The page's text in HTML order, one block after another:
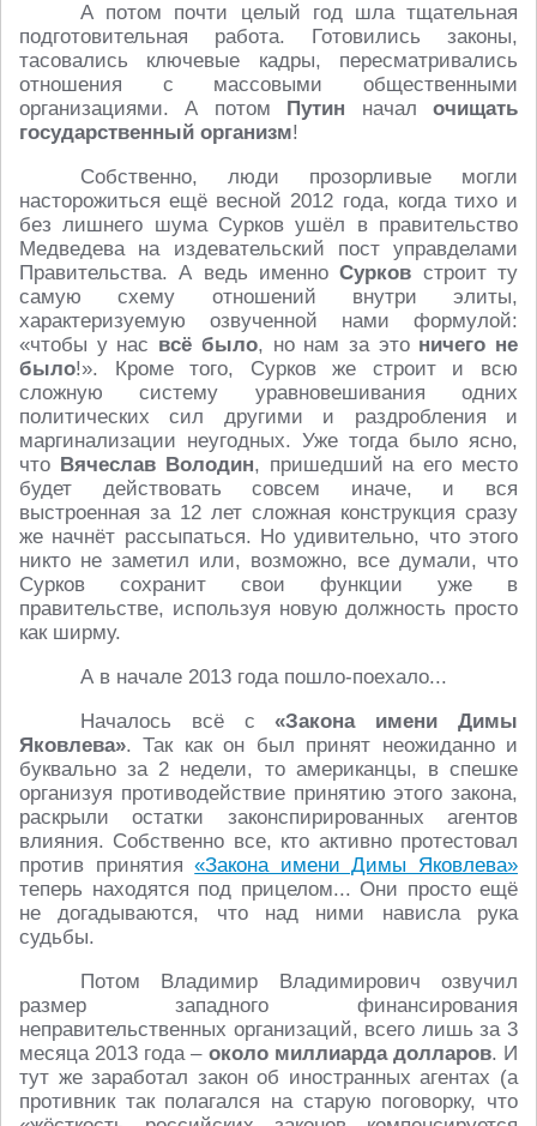
А потом почти целый год шла тщательная
подготовительная работа. Готовились законы,
тасовались ключевые кадры, пересматривались
отношения с массовыми общественными
организациями. А потом Путин началочищать
государственный организм!
Собственно, люди прозорливые могли
насторожиться ещё весной 2012 года, когда тихо и
без лишнего шума Сурков ушёл в правительство
Медведева на издевательский пост управделами
Правительства. А ведь именноСурков строит ту
самую схему отношений внутри элиты,
характеризуемую озвученной нами формулой:
«чтобы у нас всё было, но нам за это ничего не
было!». Кроме того, Сурков же строит и всю
сложную систему уравновешивания одних
политических сил другими и раздробления и
маргинализации неугодных. Уже тогда было ясно,
что Вячеслав Володин, пришедший на его место
будет действовать совсем иначе, и вся
выстроенная за 12 лет сложная конструкция сразу
же начнёт рассыпаться. Но удивительно, что этого
никто не заметил или, возможно, все думали, что
Сурков сохранит свои функции уже в
правительстве, используя новую должность просто
как ширму.
А в начале 2013 года пошло-поехало...
Началось всё с«Закона имени Димы
Яковлева». Так как он был принят неожиданно и
буквально за 2 недели, то американцы, в спешке
организуя противодействие принятию этого закона,
раскрыли остатки законспирированных агентов
влияния. Собственно все, кто активно протестовал
против принятия«Закона имени Димы Яковлева»
теперь находятся под прицелом... Они просто ещё
не догадываются, что над ними нависла рука
судьбы.
Потом Владимир Владимирович озвучил
размер западного финансирования
неправительственных организаций, всего лишь за 3
месяца 2013 года – около миллиарда долларов. И
тут же заработал закон об иностранных агентах (а
противник так полагался на старую поговорку, что